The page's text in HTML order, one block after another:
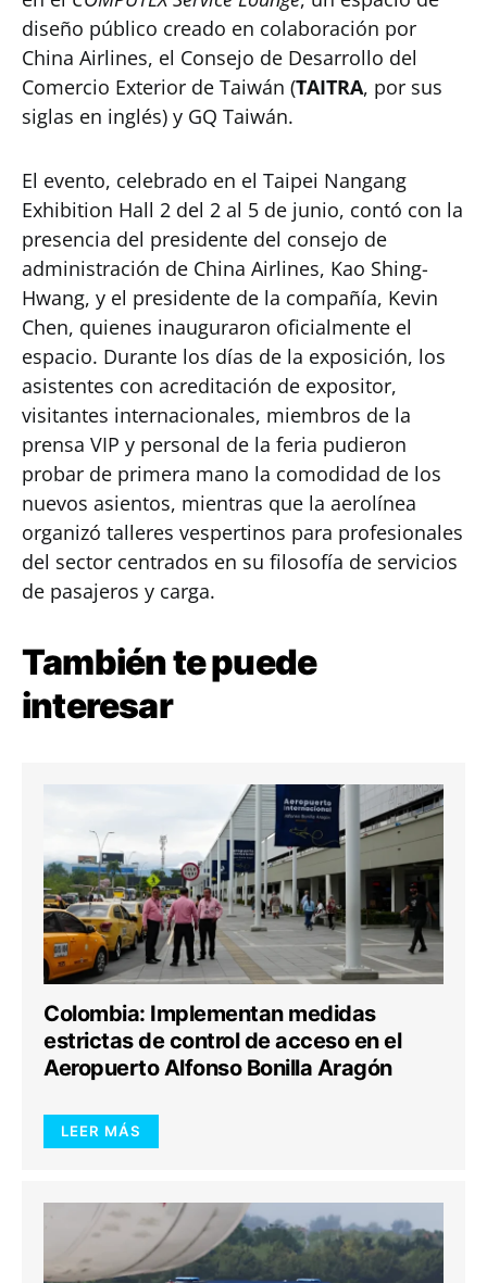
diseño público creado en colaboración por
China Airlines, el Consejo de Desarrollo del
Comercio Exterior de Taiwán (TAITRA, por sus
siglas en inglés) y GQ Taiwán.
El evento, celebrado en el Taipei Nangang
Exhibition Hall 2 del 2 al 5 de junio, contó con la
presencia del presidente del consejo de
administración de China Airlines, Kao Shing-
Hwang, y el presidente de la compañía, Kevin
Chen, quienes inauguraron oficialmente el
espacio. Durante los días de la exposición, los
asistentes con acreditación de expositor,
visitantes internacionales, miembros de la
prensa VIP y personal de la feria pudieron
probar de primera mano la comodidad de los
nuevos asientos, mientras que la aerolínea
organizó talleres vespertinos para profesionales
del sector centrados en su filosofía de servicios
de pasajeros y carga.
También te puede
interesar
Colombia: Implementan medidas
estrictas de control de acceso en el
Aeropuerto Alfonso Bonilla Aragón
LEER MÁS